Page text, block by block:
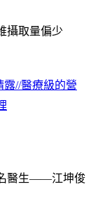
攝取量偏少
//醫療級的營
名醫生——江坤俊